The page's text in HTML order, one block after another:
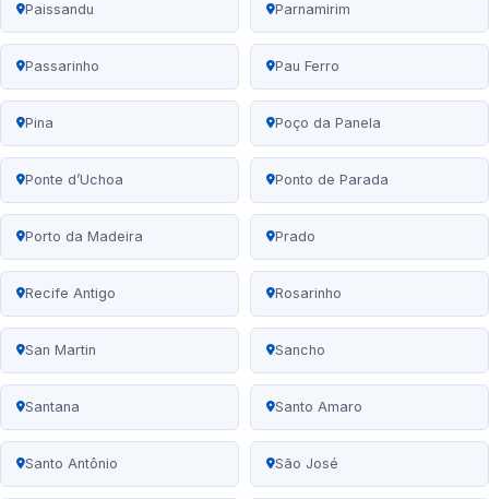
Paissandu Parnamirim
Passarinho Pau Ferro
Pina Poço da Panela
Ponte d’Uchoa Ponto de Parada
Porto da Madeira Prado
Recife Antigo Rosarinho
San Martin Sancho
Santana Santo Amaro
Santo Antônio São José